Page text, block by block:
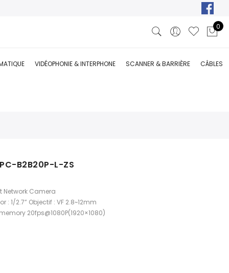
0
VIDÉOPHONIE & INTERPHONE SCANNER & BARRIÈRE CÂBLES
B2B20P-L-ZS
Network Camera
1/2.7” Objectif : VF 2.8~12mm
20fps@1080P(1920×1080)